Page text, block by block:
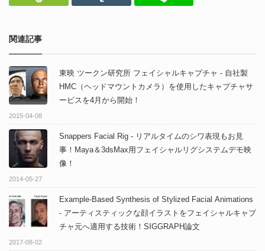
関連記事
東映 ツークン研究所 フェイシャルキャプチャ - 自社製
HMC（ヘッドマウントカメラ）を使用したキャプチャサ
ービスを4月から開始！
2015-04-08
Snappers Facial Rig - リアルタイムのシワ表現もお見
事！Maya＆3dsMax用フェイシャルリグシステムデモ映
像！
2014-05-27
Example-Based Synthesis of Stylized Facial Animations
- アーティスティックな顔イラストをフェイシャルキャプ
チャ元へ適用する技術！SIGGRAPH論文
2017-08-02